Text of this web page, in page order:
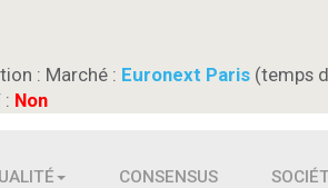
: Marché : Euronext Paris (temps
: Non
CONSENSUS